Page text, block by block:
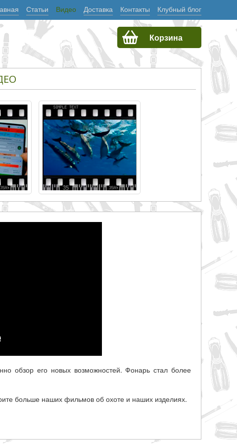
Статьи Видео Доставка Контакты Клубный блог
Корзина
обзор его новых возможностей. Фонарь стал более
больше наших фильмов об охоте и наших изделиях.